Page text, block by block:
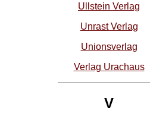
Ullstein Verlag
Unrast Verlag
Unionsverlag
Verlag Urachaus
V